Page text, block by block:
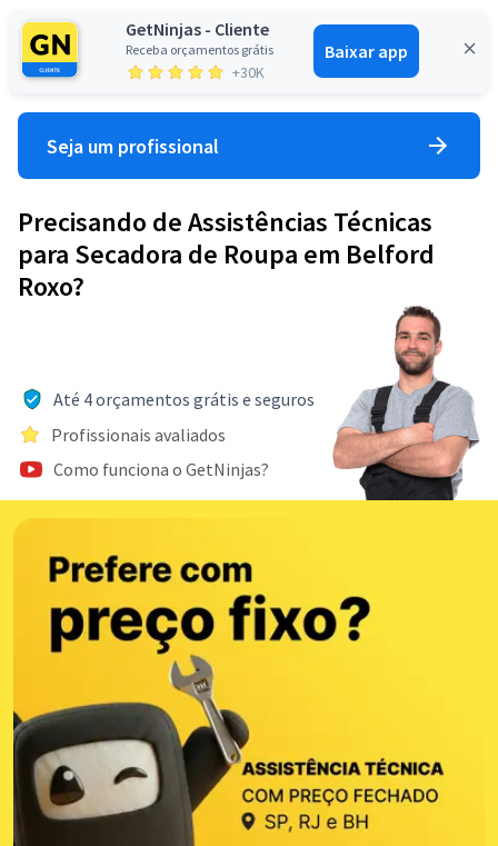
GetNinjas - Cliente
Receba orçamentos grátis
+30K
Baixar app
Entrar
Seja um profissional
Precisando de Assistências Técnicas
para Secadora de Roupa em Belford
Roxo?
Até 4 orçamentos grátis e seguros
Profissionais avaliados
Como funciona o GetNinjas?